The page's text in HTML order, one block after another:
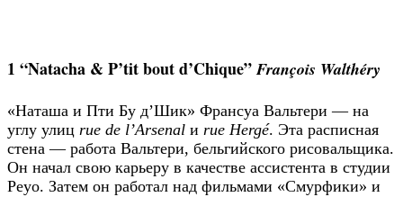
1 “Natacha & P’tit bout d’Chique”François Walthéry
«Наташа и Пти Бу д’Шик» Франсуа Вальтери — на
углу улиц rue de l’Arsenal и rue Hergé. Эта расписная
стена — работа Вальтери, бельгийского рисовальщика.
Он начал свою карьеру в качестве ассистента в студии
Peyo. Затем он работал над фильмами «Смурфики» и